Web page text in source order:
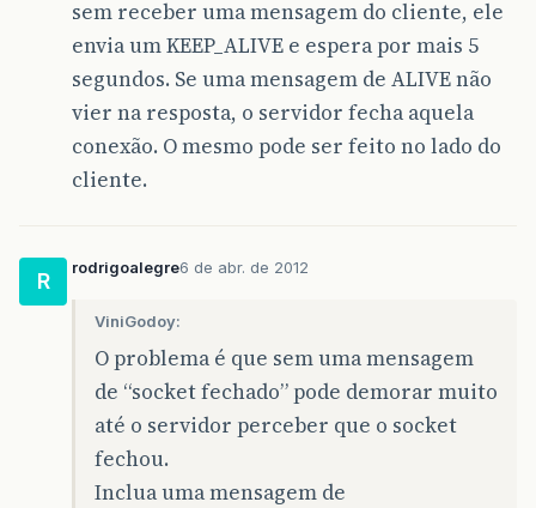
sem receber uma mensagem do cliente, ele
envia um KEEP_ALIVE e espera por mais 5
segundos. Se uma mensagem de ALIVE não
vier na resposta, o servidor fecha aquela
conexão. O mesmo pode ser feito no lado do
cliente.
R
rodrigoalegre6 de abr. de 2012
ViniGodoy:
O problema é que sem uma mensagem
de “socket fechado” pode demorar muito
até o servidor perceber que o socket
fechou.
Inclua uma mensagem de